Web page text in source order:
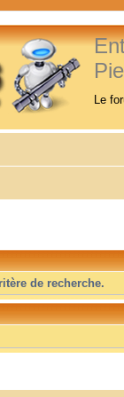
Le
de recherche.